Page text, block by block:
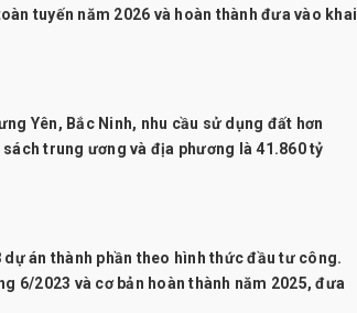
tuyến năm 2026 và hoàn thành đưa vào khai
Yên, Bắc Ninh, nhu cầu sử dụng đất hơn
trung ương và địa phương là 41.860 tỷ
án thành phần theo hình thức đầu tư công.
6/2023 và cơ bản hoàn thành năm 2025, đưa